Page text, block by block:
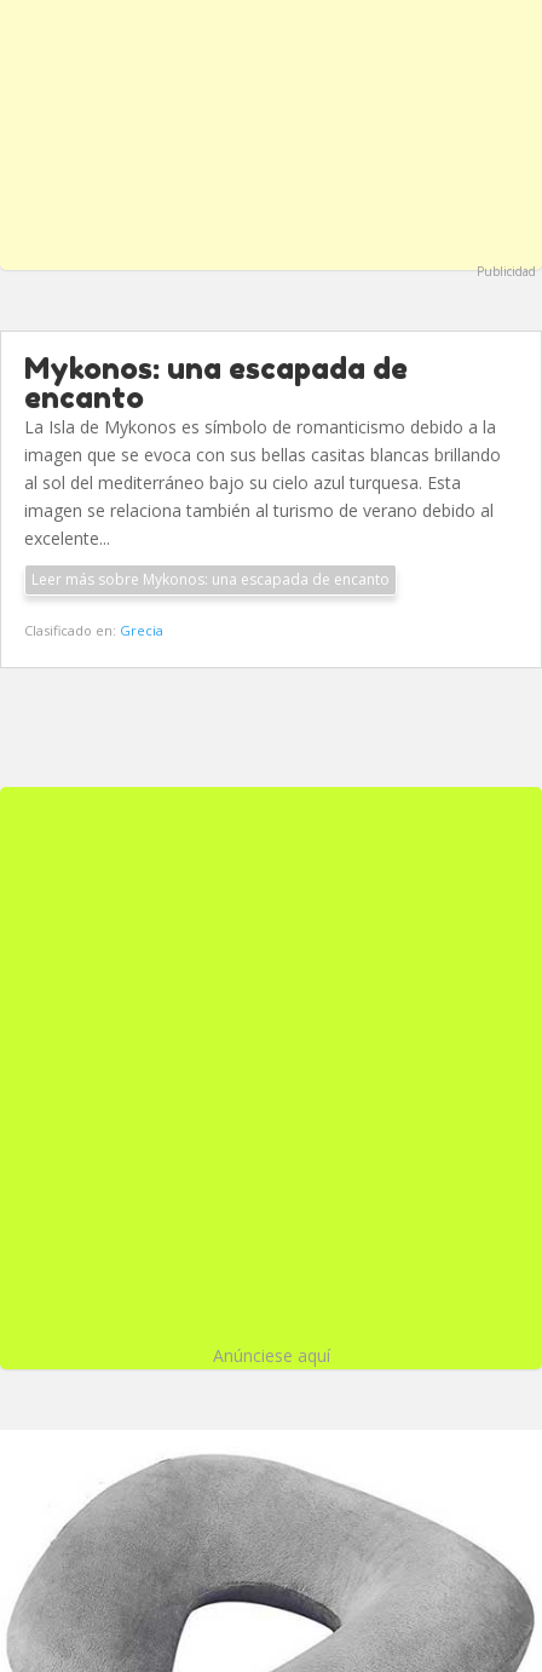
Publicidad
Mykonos: una escapada de
encanto
La Isla de Mykonos es símbolo de romanticismo debido a la
imagen que se evoca con sus bellas casitas blancas brillando
al sol del mediterráneo bajo su cielo azul turquesa. Esta
imagen se relaciona también al turismo de verano debido al
excelente...
Leer más sobre Mykonos: una escapada de encanto
Clasificado en: Grecia
Anúnciese aquí